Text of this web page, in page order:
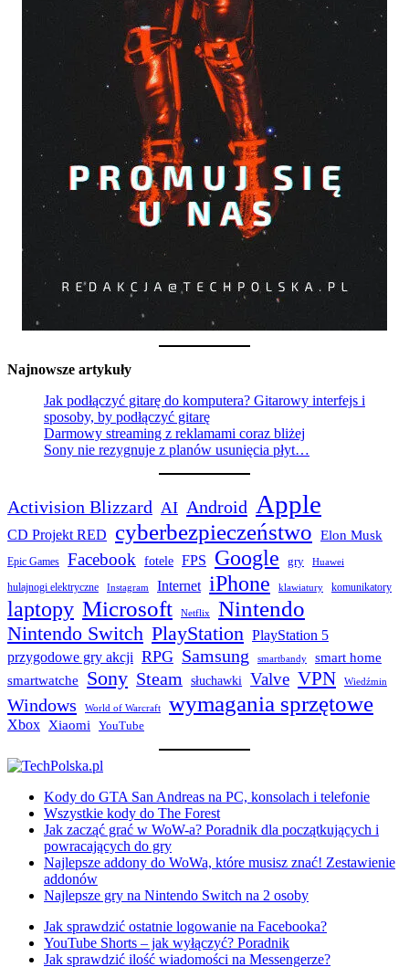
Najnowsze artykuły
Jak podłączyć gitarę do komputera? Gitarowy interfejs i
sposoby, by podłączyć gitarę
Darmowy streaming z reklamami coraz bliżej
Sony nie rezygnuje z planów usunięcia płyt…
Activision Blizzard AI Android Apple
CD Projekt RED cyberbezpieczeństwo Elon Musk
Epic Games Facebook fotele FPS Google gry Huawei
hulajnogi elektryczne Instagram Internet iPhone klawiatury komunikatory
laptopy Microsoft Netflix Nintendo
Nintendo Switch PlayStation PlayStation 5
przygodowe gry akcji RPG Samsung smartbandy smart home
smartwatche Sony Steam słuchawki Valve VPN Wiedźmin
Windows World of Warcraft wymagania sprzętowe
Xbox Xiaomi YouTube
Kody do GTA San Andreas na PC, konsolach i telefonie
Wszystkie kody do The Forest
Jak zacząć grać w WoW-a? Poradnik dla początkujących i
powracających do gry
Najlepsze addony do WoWa, które musisz znać! Zestawienie
addonów
Najlepsze gry na Nintendo Switch na 2 osoby
Jak sprawdzić ostatnie logowanie na Facebooka?
YouTube Shorts – jak wyłączyć? Poradnik
Jak sprawdzić ilość wiadomości na Messengerze?